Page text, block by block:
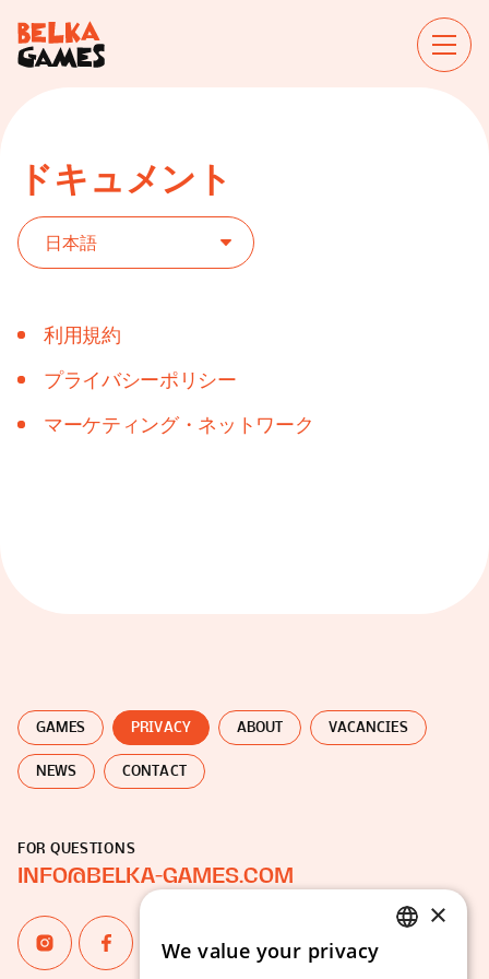
ドキュメント
利用規約
プライバシーポリシー
マーケティング・ネットワーク
GAMES PRIVACY ABOUT VACANCIES
NEWS CONTACT
FOR QUESTIONS
INFO@BELKA-GAMES.COM
ENGLISH
×
We value your privacy